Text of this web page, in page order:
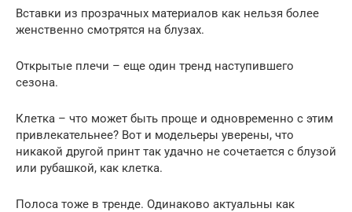
Вставки из прозрачных материалов как нельзя более
женственно смотрятся на блузах.
Открытые плечи – еще один тренд наступившего
сезона.
Клетка – что может быть проще и одновременно с этим
привлекательнее? Вот и модельеры уверены, что
никакой другой принт так удачно не сочетается с блузой
или рубашкой, как клетка.
Полоса тоже в тренде. Одинаково актуальны как